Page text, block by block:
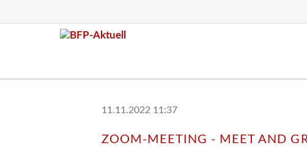
11.11.2022 11:37
ZOOM-MEETING - MEET AND